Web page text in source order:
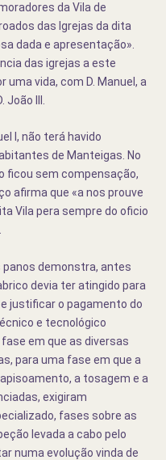
da Vila de
das Igrejas da dita
dada e apresentação».
das igrejas a este
vida, com D. Manuel, a
III.
I, não terá havido
de Manteigas. No
ficou sem compensação,
afirma que «a nos prouve
Vila pera sempre do oficio
panos demonstra, antes
devia ter atingido para
justificar o pagamento do
e tecnológico
em que as diversas
para uma fase em que a
a tosagem e a
exigiram
fases sobre as
levada a cabo pelo
numa evolução vinda de